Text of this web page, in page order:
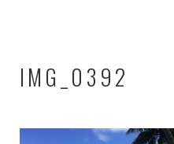
IMG_0392